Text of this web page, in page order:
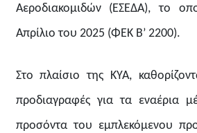
Αεροδιακομιδών (ΕΣΕΔΑ), το
Απρίλιο του 2025 (ΦΕΚ Β’ 2200).
Στο πλαίσιο της ΚΥΑ,
προδιαγραφές για τα εναέρια
προσόντα του εμπλεκόμενου